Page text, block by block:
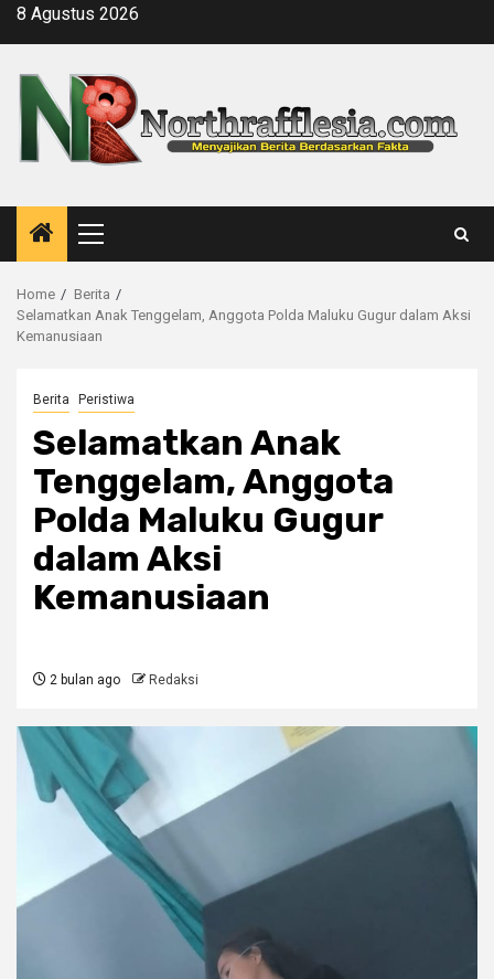
Skip8 Agustus 2026
Primary
Menu
Home
Berita
Selamatkan Anak Tenggelam, Anggota Polda Maluku Gugur dalam Aksi
Kemanusiaan
Berita Peristiwa
Selamatkan Anak
Tenggelam, Anggota
Polda Maluku Gugur
dalam Aksi
Kemanusiaan
2 bulan ago Redaksi